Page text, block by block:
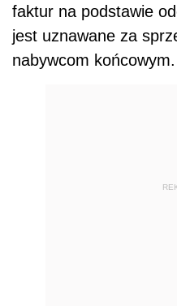
faktur na podstawie
jest uznawane za
nabywcom końcowym.